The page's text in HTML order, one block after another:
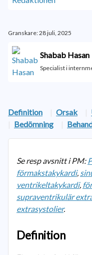
Granskare: 28 juli, 2025
Shabab Hasan
Specialist i
Definition | Orsak |
| Bedömning |
Se resp avsnitt i PM:
förmakstakykardi,
ventrikeltakykardi,
supraventrikulär
extrasystolier.
Definition